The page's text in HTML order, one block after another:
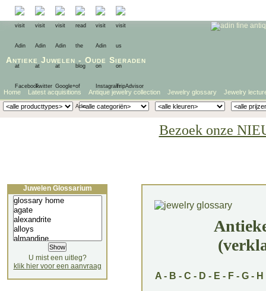
Antieke Juwelen - Oude Sieraden
Home Latest acquisitions Antique jewelry collection Jewelry glossary Jewelry
Bezoek onze
A - B - C - D - E - F - G - H
Juwelen Glossarium
U mist een uitleg?
klik hier voor een aanvraag